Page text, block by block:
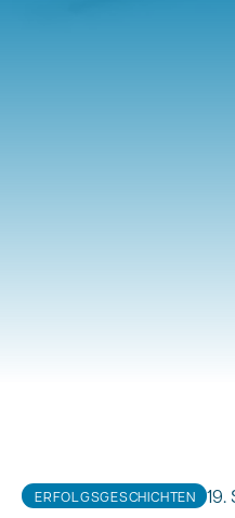
ERFOLGSGESCHICHTEN